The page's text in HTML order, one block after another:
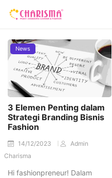
News
3 Elemen Penting dalam
Strategi Branding Bisnis
Fashion
14/12/2023
Admin
Charisma
Hi fashionpreneur! Dalam